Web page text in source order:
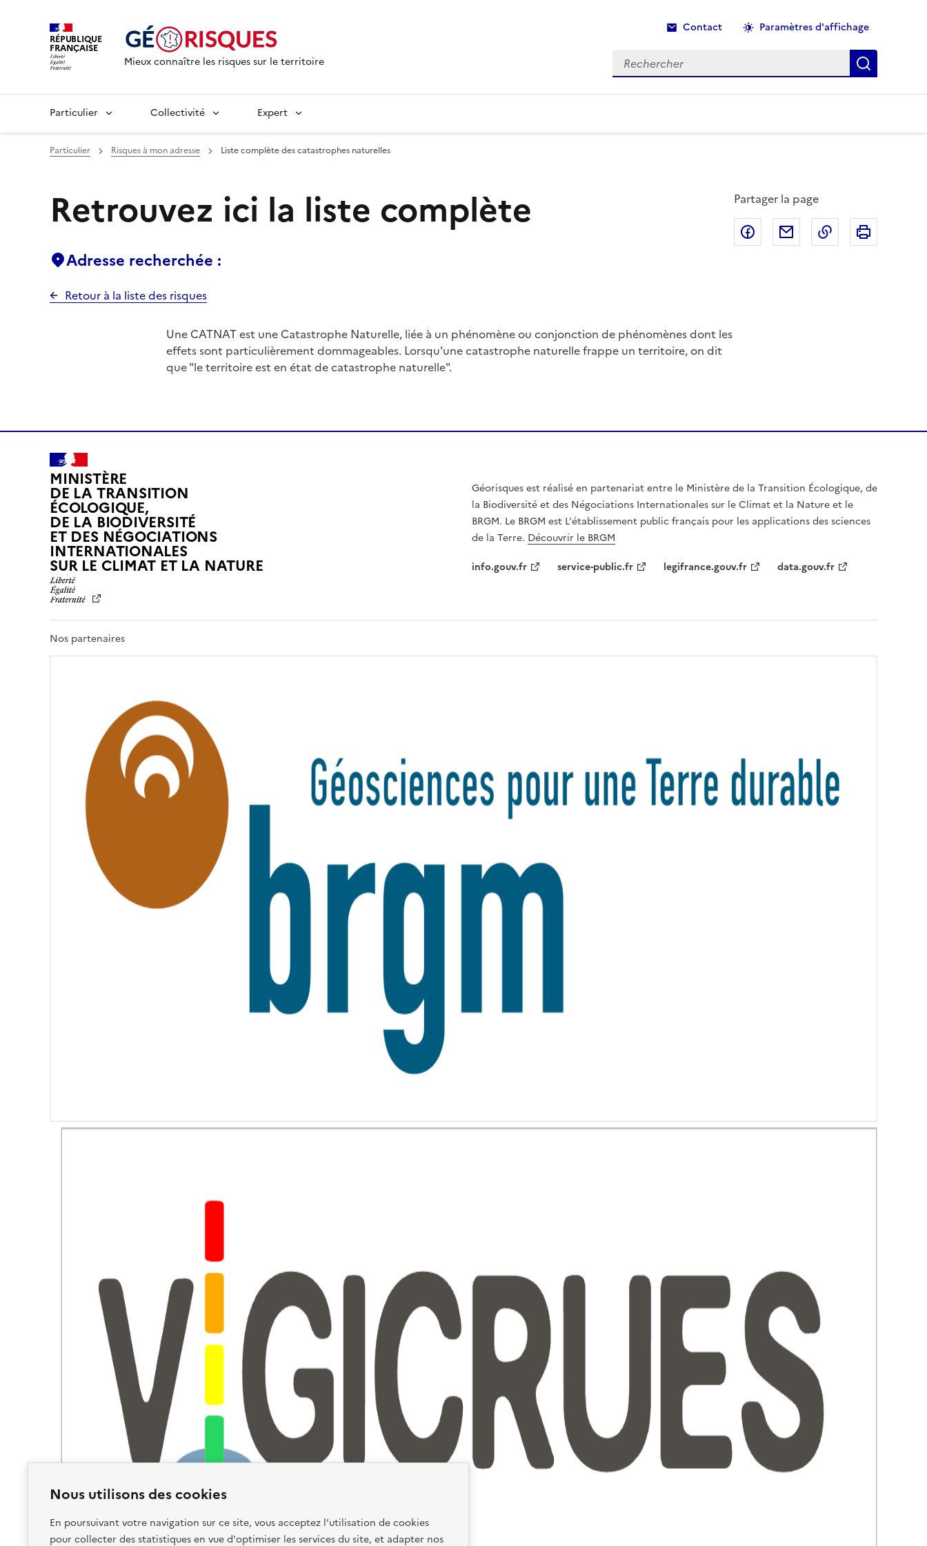
Nous utilisons des cookies
En poursuivant votre navigation sur ce site, vous acceptez l’utilisation de cookies
pour collecter des statistiques en vue d'optimiser les services du site, et adapter nos
RÉPUBLIQUE
FRANÇAISE
Mieux connaître les risques sur le territoire
Contact Paramètres d'affichage
Rechercher Recherche
Particulier Collectivité Expert
Particulier Risques à mon adresse Liste complète des catastrophes naturelles
Retrouvez ici la liste complète
Adresse recherchée :
Retour à la liste des risques
Partager la page
Partager sur Facebook
Partager par email
Copier dans le
Une CATNAT est une Catastrophe Naturelle, liée à un phénomène ou conjonction de phénomènes dont les
effets sont particulièrement dommageables. Lorsqu'une catastrophe naturelle frappe un territoire, on dit
que "le territoire est en état de catastrophe naturelle".
MINISTÈRE
DE LA TRANSITION
ÉCOLOGIQUE,
DE LA BIODIVERSITÉ
ET DES NÉGOCIATIONS
INTERNATIONALES
SUR LE CLIMAT ET LA NATUREL
R
É
R
R
N
T
Géorisques est réalisé en partenariat entre le Ministère de la Transition Écologique, de
la Biodiversité et des Négociations Internationales sur le Climat et la Nature et le
BRGM. Le BRGM est L'établissement public français pour les applications des sciences
de la Terre. Découvrir le BRGM
info.gouv.fr
service-public.fr legifrance.gouv.fr data.gouv.fr
Nos partenaires